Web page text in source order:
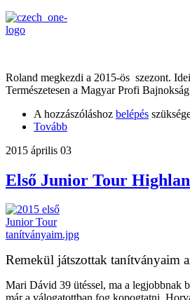
Roland megkezdi a 2015-ös szezont.
Természetesen a Magyar Profi
A hozzászóláshoz belépés
Tovább
2015 április 03
Első Junior Tour
Remekül játszottak tanítványaim
Mari Dávid 39 ütéssel, ma a legjobbnak